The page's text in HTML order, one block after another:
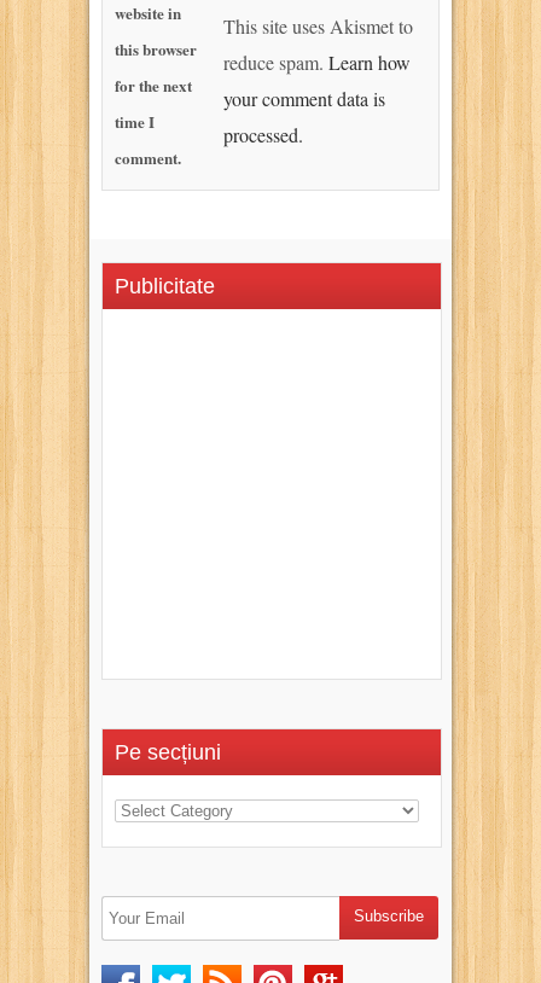
website in
this browser
for the next
time I
comment.
This site uses Akismet to
reduce spam. Learn how
your comment data is
processed.
Publicitate
Pe secțiuni